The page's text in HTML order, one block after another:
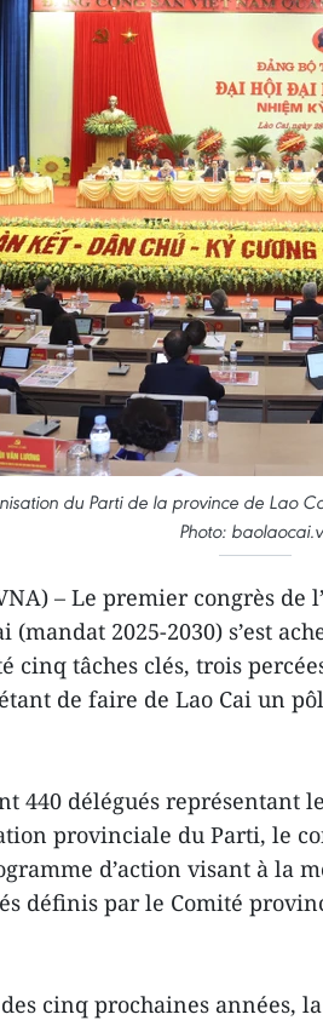
du Parti de la province de Lao
Photo:
– Le premier congrès
(mandat 2025-2030) s’est
cinq tâches clés, trois
de faire de Lao Cai un
440 délégués représentant
provinciale du Parti, le
d’action visant à la
définis par le Comité
cinq prochaines années,